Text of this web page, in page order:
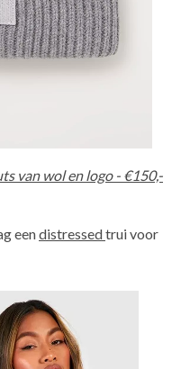
van wol en logo - €150,-
eendistressedtrui voor